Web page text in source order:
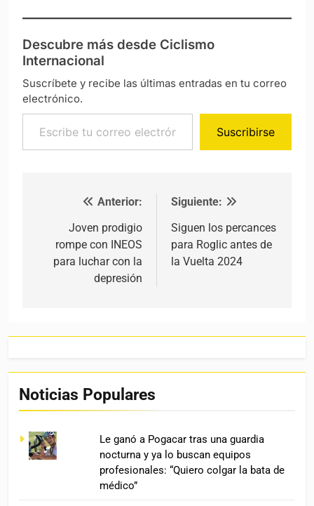
Descubre más desde Ciclismo
Internacional
Suscríbete y recibe las últimas entradas en tu correo
electrónico.
Escribe tu correo electrónico…
Suscribirse
Navegación de entradas
Anterior:
Joven prodigio
rompe con INEOS
para luchar con la
depresión
Siguiente:
Siguen los percances
para Roglic antes de
la Vuelta 2024
Noticias Populares
Le ganó a Pogacar tras una guardia
nocturna y ya lo buscan equipos
profesionales: “Quiero colgar la bata de
médico”